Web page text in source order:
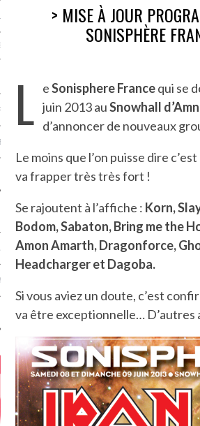
GROUPES DU LOCAL
> MISE À JOUR
SONISPHÈRE
L eSonisphere Francequi se
juin 2013 auSnowhall
d’annoncer de nouveaux
Le moins que l’on puisse dire
va frapper très très fort !
Se rajoutent à l’affiche : Korn,
Bodom, Sabaton, Bring me the
Amon Amarth, Dragonforce,
Headcharger et Dagoba.
Si vous aviez un doute, c’est
va être exceptionnelle… D’autres